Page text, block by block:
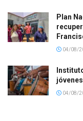
Plan
04/08/
04/08/